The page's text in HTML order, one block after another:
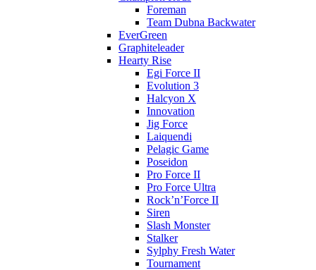
Foreman
Team Dubna Backwater
EverGreen
Graphiteleader
Hearty Rise
Egi Force II
Evolution 3
Halcyon X
Innovation
Jig Force
Laiquendi
Pelagic Game
Poseidon
Pro Force II
Pro Force Ultra
Rock’n’Force II
Siren
Slash Monster
Stalker
Sylphy Fresh Water
Tournament